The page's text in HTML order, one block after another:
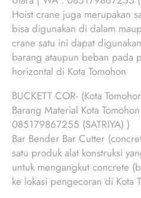
Hoist crane juga merupakan
bisa digunakan di dalam
crane satu ini dapat
barang ataupun beban pada
horizontal di Kota Tomohon
BUCKETT COR- (Kota
Barang Material Kota
085179867255 (SATRIYA) )
Bar Bender Bar Cutter
satu produk alat konstruksi
untuk mengangkut concrete
ke lokasi pengecoran di Kota